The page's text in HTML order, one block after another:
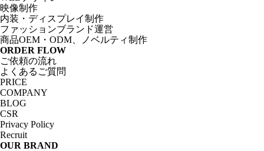
映像制作
内装・ディスプレイ制作
ファッションブランド運営
商品OEM・ODM、ノベルティ制作
ORDER FLOW
ご依頼の流れ
よくあるご質問
PRICE
COMPANY
BLOG
CSR
Privacy Policy
Recruit
OUR BRAND